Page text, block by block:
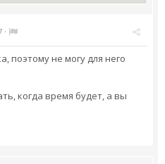
·
поэтому не могу для него
когда время будет, а вы